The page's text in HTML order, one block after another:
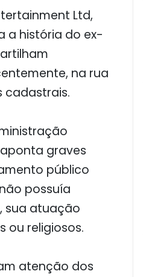
Ltd,
a história do ex-
na rua
cadastrais.
graves
público
possuía
sua atuação
ou religiosos.
atenção dos